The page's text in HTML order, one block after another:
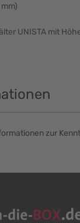
UNISTA mit
zur